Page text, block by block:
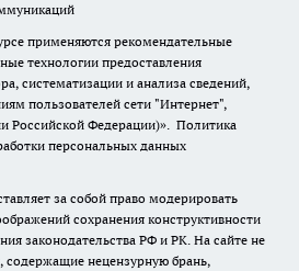
применяются рекомендательные
технологии предоставления
систематизации и анализа сведений,
пользователей сети "Интернет",
Российской Федерации)». Политика
персональных данных
за собой право модерировать
сохранения конструктивности
законодательства РФ и РК. На сайте не
содержащие нецензурную брань,